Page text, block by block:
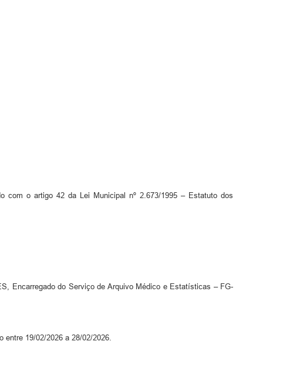
o artigo 42 da Lei Municipal nº 2.673/1995 – Estatuto dos
Encarregado do Serviço de Arquivo Médico e Estatísticas – FG-
entre 19/02/2026 a 28/02/2026.